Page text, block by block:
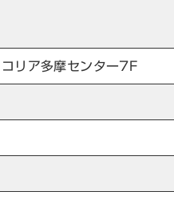
リア多摩センター7F